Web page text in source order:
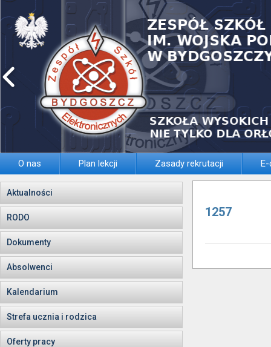
O nas Plan lekcji Zasady rekrutacji
Aktualności
RODO
Dokumenty
Absolwenci
Kalendarium
Strefa ucznia i rodzica
Oferty pracy
1257